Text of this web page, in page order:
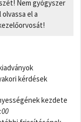
Nem gyógyszer
el a
kérdések
kezdete